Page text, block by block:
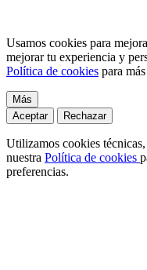
Usamos cookies para
mejorar tu experiencia y
Política de cookies para
Más
Aceptar
Rechazar
Utilizamos cookies
nuestra Política de cookies
preferencias.